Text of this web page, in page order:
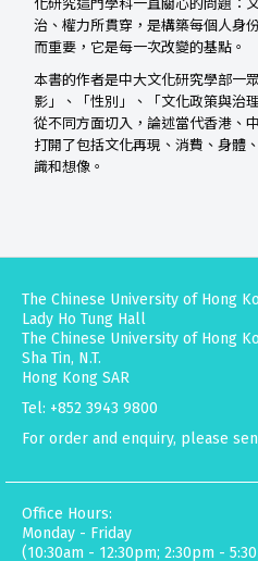
化研究這門學科一直關心的問題：
治、權力所貫穿，是構築每個人身
而重要，它是每一次改變的基點。
本書的作者是中大文化研究學部一
影」、「性別」、「文化政策與治
從不同方面切入，論述當代香港、
打開了包括文化再現、消費、身體
識和想像。
The Chinese University of Hong
Lady Ho Tung Hall
The Chinese University of Hong
Sha Tin, N.T.
Hong Kong SAR
Tel: +852 3943 9800
For order and enquiry, please
Office Hours:
Monday - Friday
(10:30am - 12:30pm; 2:30pm -